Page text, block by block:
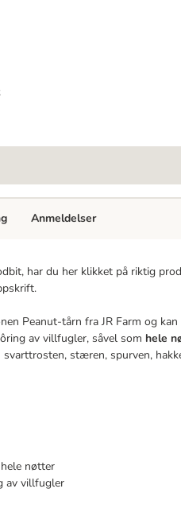
fuglemat
har du her klikket på riktig
Peanut-tårn fra JR Farm og
av villfugler, såvel som hele
stæren, spurven,
nøtter
av villfugler
Anmeldelser